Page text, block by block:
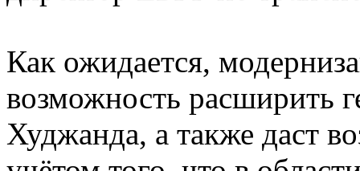
Как ожидается,
возможность расширить
Худжанда, а также даст